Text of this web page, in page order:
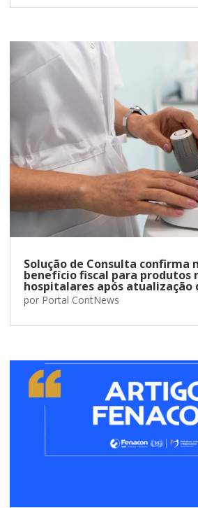
Solução de Consulta confirma
benefício fiscal para produtos
hospitalares após atualização
por Portal ContNews